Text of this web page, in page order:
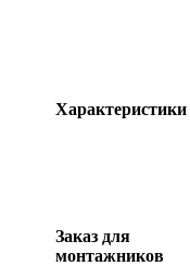
Характеристики
Заказ для
монтажников